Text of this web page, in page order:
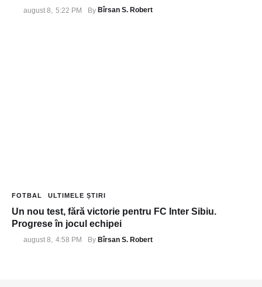
august 8, 5:22 PM By Bîrsan S. Robert
FOTBAL ULTIMELE ȘTIRI
Un nou test, fără victorie pentru FC Inter Sibiu.
Progrese în jocul echipei
august 8, 4:58 PM By Bîrsan S. Robert